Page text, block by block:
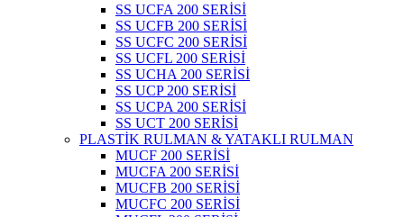
SS UCFA 200 SERİSİ
SS UCFB 200 SERİSİ
SS UCFC 200 SERİSİ
SS UCFL 200 SERİSİ
SS UCHA 200 SERİSİ
SS UCP 200 SERİSİ
SS UCPA 200 SERİSİ
SS UCT 200 SERİSİ
PLASTİK RULMAN & YATAKLI RULMAN
MUCF 200 SERİSİ
MUCFA 200 SERİSİ
MUCFB 200 SERİSİ
MUCFC 200 SERİSİ